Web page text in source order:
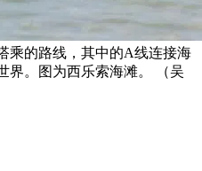
乘的路线，其中的A线连接海
界。图为西乐索海滩。 （吴